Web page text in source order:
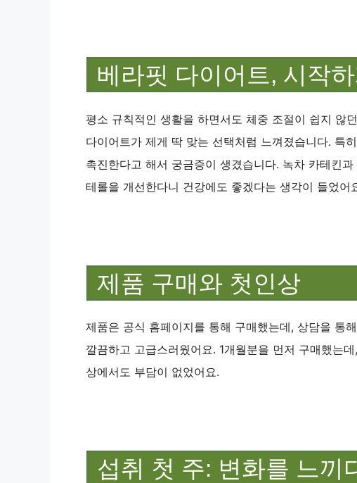
베라핏 다이어트, 시작
평소 규칙적인 생활을 하면서도 체중 조절이 쉽지 않
다이어트가 제게 딱 맞는 선택처럼 느껴졌습니다. 특
촉진한다고 해서 궁금증이 생겼습니다. 녹차 카테킨
테롤을 개선한다니 건강에도 좋겠다는 생각이 들었어
제품 구매와 첫인상
제품은 공식 홈페이지를 통해 구매했는데, 상담을 통
깔끔하고 고급스러웠어요. 1개월분을 먼저 구매했는
상에서도 부담이 없었어요.
섭취 첫 주: 변화를 느끼